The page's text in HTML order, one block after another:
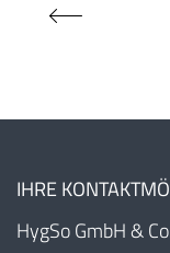
IHRE
HygSo GmbH &